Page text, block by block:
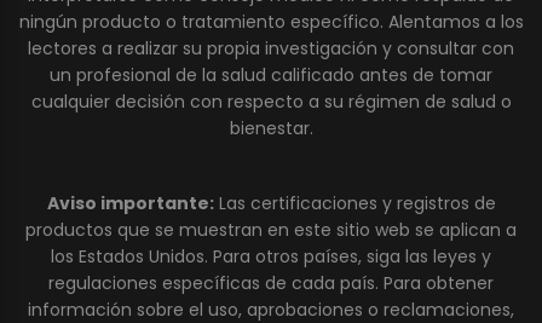
ningún producto o tratamiento específico. Alentamos a los
lectores a realizar su propia investigación y consultar con
un profesional de la salud calificado antes de tomar
cualquier decisión con respecto a su régimen de salud o
bienestar.
Aviso importante:Las certificaciones y registros de
productos que se muestran en este sitio web se aplican a
los Estados Unidos. Para otros países, siga las leyes y
regulaciones específicas de cada país. Para obtener
información sobre el uso, aprobaciones o reclamaciones,